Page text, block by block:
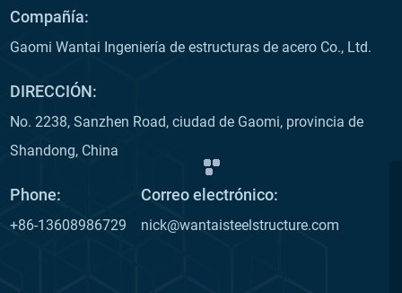
Compañía:
Gaomi Wantai Ingeniería de estructuras de acero Co., Ltd.
DIRECCIÓN:
No. 2238, Sanzhen Road, ciudad de Gaomi, provincia de
Shandong, China
Phone:
+86-13608986729
Correo electrónico:
nick@wantaisteelstructure.com